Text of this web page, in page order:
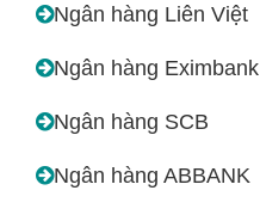
Ngân hàng Liên Việt
Ngân hàng Eximbank
Ngân hàng SCB
Ngân hàng ABBANK